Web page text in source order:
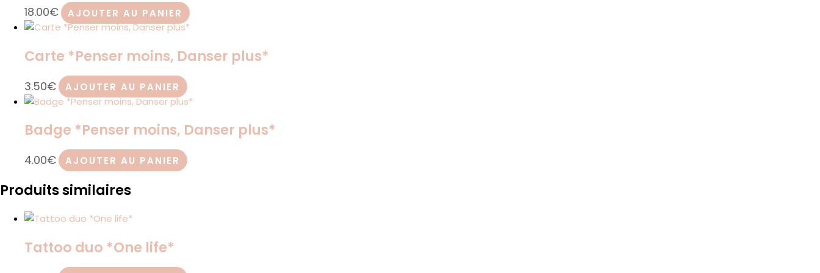
18.00€ AJOUTER AU PANIER
Carte *Penser moins, Danser plus*
3.50€ AJOUTER AU PANIER
Badge *Penser moins, Danser plus*
4.00€ AJOUTER AU PANIER
Produits similaires
Tattoo duo *One life*